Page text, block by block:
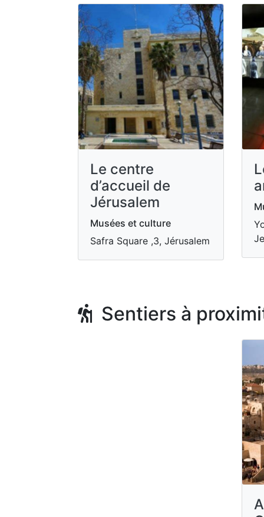
Le centre
d’accueil de
Jérusalem
Musées et culture
Safra Square ,3, Jérusalem
Sentiers à